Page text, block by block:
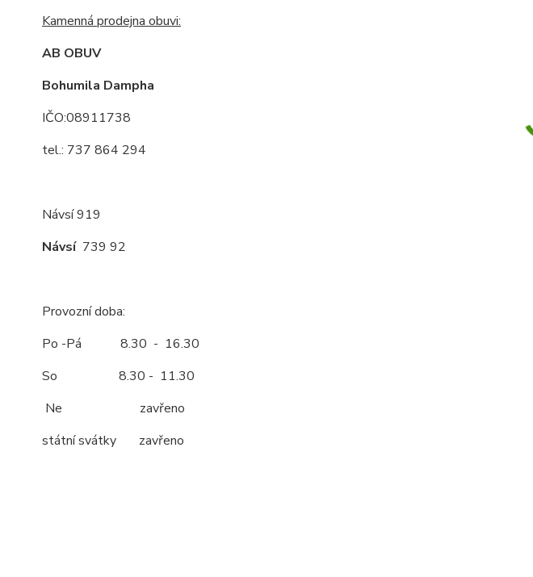
Kamenná prodejna obuvi:
AB OBUV
Bohumila Dampha
IČO:08911738
tel.: 737 864 294
Návsí 919
Návsí739 92
Provozní doba:
Po -Pá 8.30 - 16.30
So 8.30 - 11.30
Ne zavřeno
státní svátky zavřeno